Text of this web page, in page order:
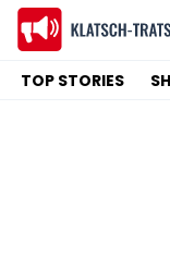
TOP STORIES